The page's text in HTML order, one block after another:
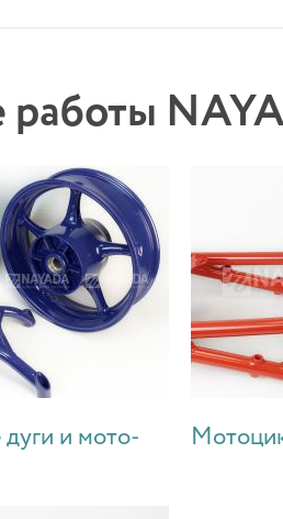
работы
и мото-